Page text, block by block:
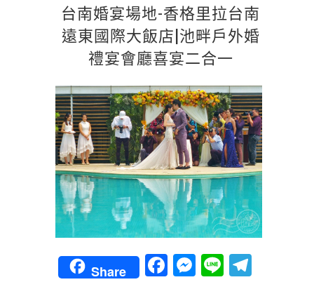
台南婚宴場地-香格里拉台南
遠東國際大飯店|池畔戶外婚
禮宴會廳喜宴二合一
Share Facebook
Messenger
Line